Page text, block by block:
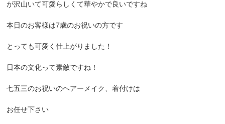
が沢山いて可愛らしくて華やかで良いですね
本日のお客様は7歳のお祝いの方です
とっても可愛く仕上がりました！
日本の文化って素敵ですね！
七五三のお祝いのヘアーメイク、着付けは
お任せ下さい